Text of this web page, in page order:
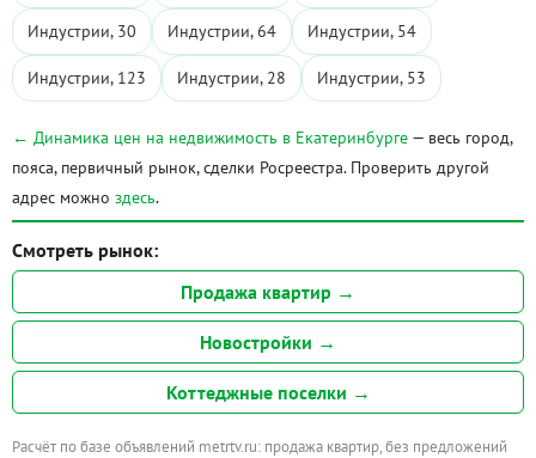
Индустрии, 30 Индустрии, 64 Индустрии, 54
Индустрии, 123 Индустрии, 28 Индустрии, 53
← Динамика цен на недвижимость в Екатеринбурге — весь город,
пояса, первичный рынок, сделки Росреестра. Проверить другой
адрес можно здесь.
Смотреть рынок:
Продажа квартир →
Новостройки →
Коттеджные поселки →
Расчёт по базе объявлений metrtv.ru: продажа квартир, без предложений